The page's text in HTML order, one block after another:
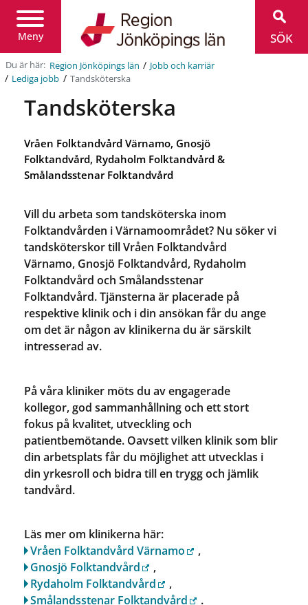
Meny
Jönköpings
län
SÖK
Du är här: Region Jönköpings län / Jobb och karriär
/ Lediga jobb / Tandsköterska
Tandsköterska
Vråen Folktandvård Värnamo, Gnosjö
Folktandvård, Rydaholm Folktandvård &
Smålandsstenar Folktandvård
Vill du arbeta som tandsköterska inom
Folktandvården i Värnamoområdet? Nu söker vi
tandsköterskor till Vråen Folktandvård
Värnamo, Gnosjö Folktandvård, Rydaholm
Folktandvård och Smålandsstenar
Folktandvård. Tjänsterna är placerade på
respektive klinik och i din ansökan får du ange
om det är någon av klinikerna du är särskilt
intresserad av.
På våra kliniker möts du av engagerade
kollegor, god sammanhållning och ett stort
fokus på kvalitet, utveckling och
patientbemötande. Oavsett vilken klinik som blir
din arbetsplats får du möjlighet att utvecklas i
din yrkesroll och bidra till en trygg och jämlik
tandvård.
Läs mer om klinikerna här:
Vråen Folktandvård Värnamo
,
Gnosjö Folktandvård
,
Rydaholm Folktandvård
,
Smålandsstenar Folktandvård
.